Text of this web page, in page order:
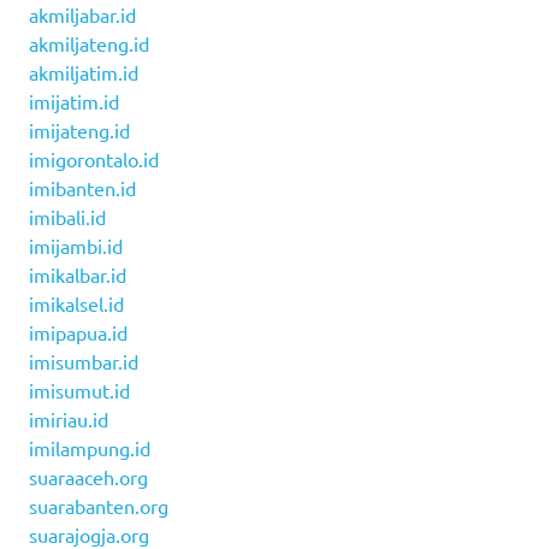
akmiljabar.id
akmiljateng.id
akmiljatim.id
imijatim.id
imijateng.id
imigorontalo.id
imibanten.id
imibali.id
imijambi.id
imikalbar.id
imikalsel.id
imipapua.id
imisumbar.id
imisumut.id
imiriau.id
imilampung.id
suaraaceh.org
suarabanten.org
suarajogja.org